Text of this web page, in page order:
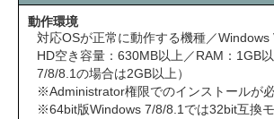
動作環境
対応OSが正常に動作する機種／Windows
HD空き容量：630MB以上／RAM：1GB
7/8/8.1の場合は2GB以上）
※Administrator権限でのインストールが
※64bit版Windows 7/8/8.1では32bit互換